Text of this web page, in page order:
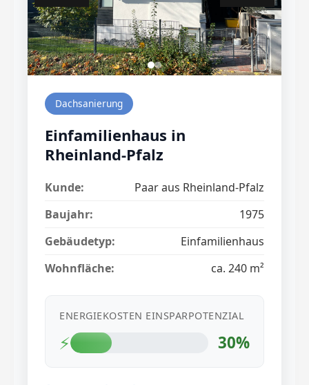
Dachsanierung
Einfamilienhaus in
Rheinland-Pfalz
Kunde:
Paar aus Rheinland-Pfalz
Baujahr:
1975
Gebäudetyp:
Einfamilienhaus
Wohnfläche:
ca. 240 m²
ENERGIEKOSTEN EINSPARPOTENZIAL
⚡ 30%